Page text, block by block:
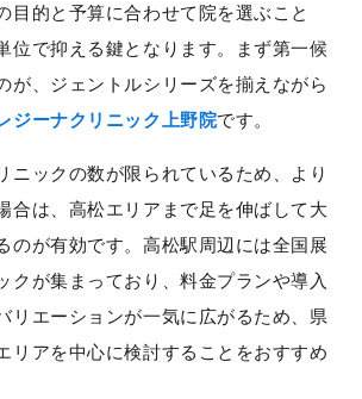
目的と予算に合わせて院を選ぶこと
位で抑える鍵となります。まず第一候
が、ジェントルシリーズを揃えながら
ジーナクリニック上野院です。
ニックの数が限られているため、より
合は、高松エリアまで足を伸ばして大
のが有効です。高松駅周辺には全国展
クが集まっており、料金プランや導入
リエーションが一気に広がるため、県
リアを中心に検討することをおすすめ